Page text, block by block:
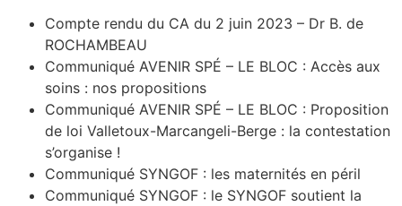
Compte rendu du CA du 2 juin 2023 – Dr B. de
ROCHAMBEAU
Communiqué AVENIR SPÉ – LE BLOC : Accès aux
soins : nos propositions
Communiqué AVENIR SPÉ – LE BLOC : Proposition
de loi Valletoux-Marcangeli-Berge : la contestation
s’organise !
Communiqué SYNGOF : les maternités en péril
Communiqué SYNGOF : le SYNGOF soutient la